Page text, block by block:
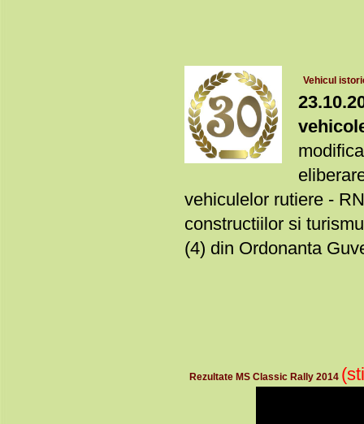
Vehicul
vehiculelor rutiere -
constructiilor si
(4) din Ordonanta
Rezultate MS Classic Rally 2014